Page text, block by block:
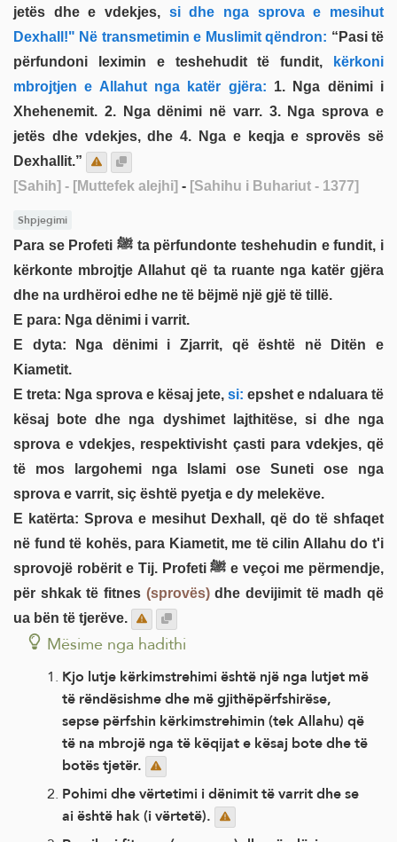
jetës dhe e vdekjes, si dhe nga sprova e mesihut
Dexhall!" Në transmetimin e Muslimit qëndron: “Pasi të
përfundoni leximin e teshehudit të fundit, kërkoni
mbrojtjen e Allahut nga katër gjëra: 1. Nga dënimi i
Xhehenemit. 2. Nga dënimi në varr. 3. Nga sprova e
jetës dhe vdekjes, dhe 4. Nga e keqja e sprovës së
Dexhallit.”
[Sahih] - [Muttefek alejhi] - [Sahihu i Buhariut - 1377]
Shpjegimi
Para se Profeti ﷺ ta përfundonte teshehudin e fundit, i
kërkonte mbrojtje Allahut që ta ruante nga katër gjëra
dhe na urdhëroi edhe ne të bëjmë një gjë të tillë.
E para: Nga dënimi i varrit.
E dyta: Nga dënimi i Zjarrit, që është në Ditën e
Kiametit.
E treta: Nga sprova e kësaj jete, si: epshet e ndaluara të
kësaj bote dhe nga dyshimet lajthitëse, si dhe nga
sprova e vdekjes, respektivisht çasti para vdekjes, që
të mos largohemi nga Islami ose Suneti ose nga
sprova e varrit, siç është pyetja e dy melekëve.
E katërta: Sprova e mesihut Dexhall, që do të shfaqet
në fund të kohës, para Kiametit, me të cilin Allahu do t'i
sprovojë robërit e Tij. Profeti ﷺ e veçoi me përmendje,
për shkak të fitnes (sprovës)dhe devijimit të madh që
ua bën të tjerëve.
Mësime nga hadithi
Kjo lutje kërkimstrehimi është një nga lutjet më
të rëndësishme dhe më gjithëpërfshirëse,
sepse përfshin kërkimstrehimin (tek Allahu) që
të na mbrojë nga të këqijat e kësaj bote dhe të
botës tjetër.
Pohimi dhe vërtetimi i dënimit të varrit dhe se
ai është hak (i vërtetë).